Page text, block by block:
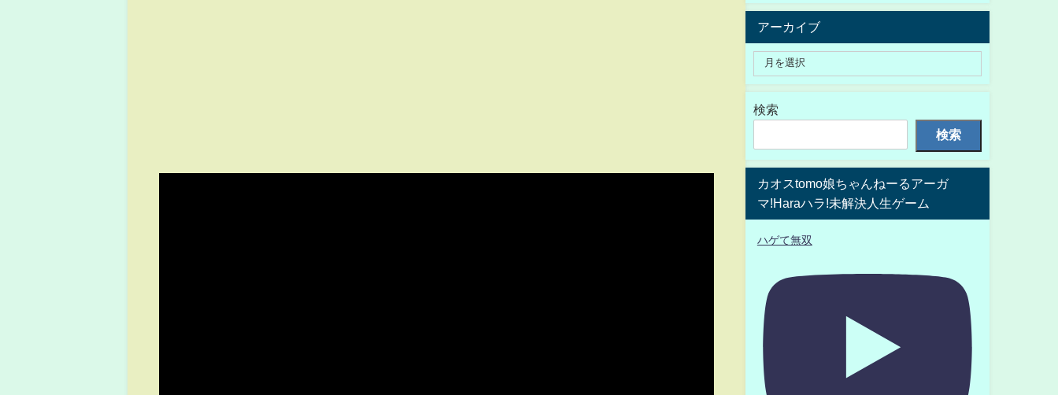
アーカイブ
検索
検索
カオスtomo娘ちゃんねーるアーガ
マ!Haraハラ!未解決人生ゲーム
ハゲて無双